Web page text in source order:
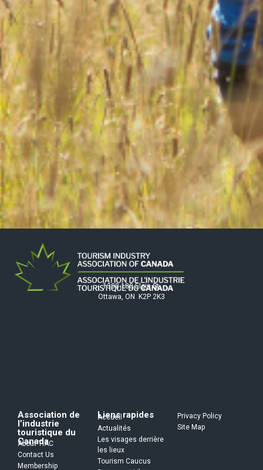
1300-180 Elgin St.
Ottawa, ON K2P 2K3
Association de
l’industrie
touristique du
Canada
About TIAC
Contact Us
Membership
Liens rapides
Accueil
Actualités
Les visages derrière
les lieux
Tourism Caucus
Privacy Policy
Site Map